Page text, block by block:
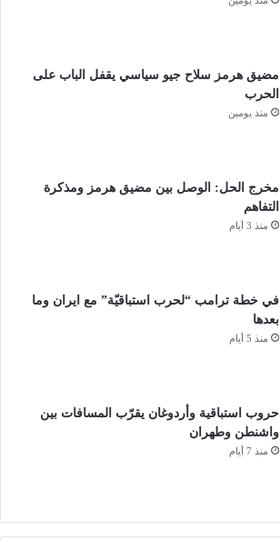
مضيق هرمز سلاح جيو سياسي يقفل الباب على
الحرب
منذ يومين
مخرج الحل: الوصل بين مضيق هرمز ومذكرة
التفاهم
منذ 3 أيام
في خطة ترامب “لحرب استباقيّة” مع ايران وما
بعدها
منذ 5 أيام
حروب استباقية وأردوغان يقرّب المسافات بين
واشنطن وطهران
منذ 7 أيام